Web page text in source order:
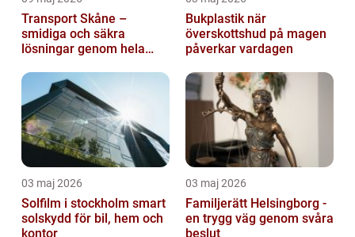
Transport Skåne –
smidiga och säkra
lösningar genom hela
Bukplastik när
överskottshud på magen
påverkar vardagen
03 maj 2026
Solfilm i stockholm smart
solskydd för bil, hem och
kontor
03 maj 2026
Familjerätt Helsingborg -
en trygg väg genom svåra
beslut